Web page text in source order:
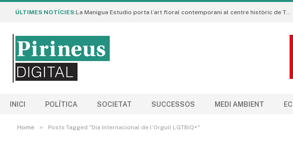
ÚLTIMES NOTÍCIES: La Manigua Estudio porta l’art floral contemporani al centre històric de Tremp
INICI POLÍTICA SOCIETAT SUCCESSOS MEDI AMBIENT
Home » Posts Tagged "Dia Internacional de l’Orgull LGTBiQ+"